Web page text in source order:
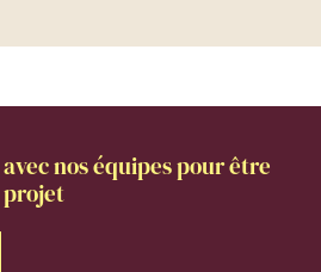
nos équipes pour être
projet